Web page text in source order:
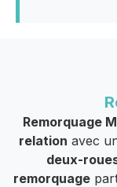
Remorquage
relation avec
deux-
remorquage